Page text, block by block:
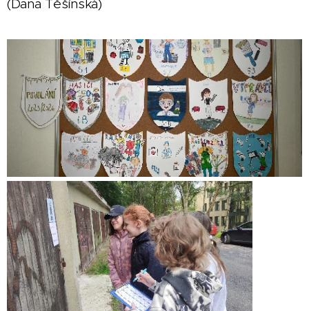
(Dana Těšínská)